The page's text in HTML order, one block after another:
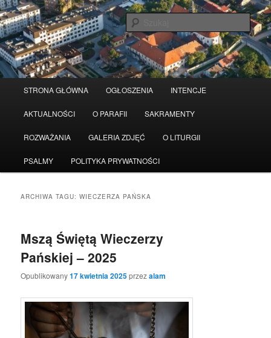
Przeskocz
do
tekstu
Przeskocz
do
widgetów
STRONA GŁÓWNA OGŁOSZENIA INTENCJE
AKTUALNOŚCI O PARAFII SAKRAMENTY
ROZWAŻANIA GALERIA ZDJĘĆ O LITURGII
PSALMY POLITYKA PRYWATNOŚCI
ARCHIWA TAGU:WIECZERZA PAŃSKA
Mszą Świętą Wieczerzy
Pańskiej – 2025
Opublikowany17 kwietnia 2025przezalam
Serwis wykorzystuje pliki Cookies Czytaj więcej odrzuć